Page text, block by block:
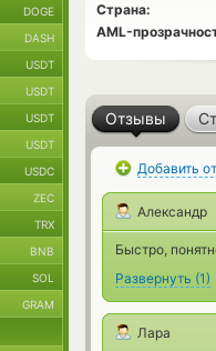
Страна:
AML-
Отзывы
Добавить
Александр
Быстро,
Развернуть (1)
Лара
DOGE
DASH
USDT
USDT
USDT
USDT
USDC
ZEC
TRX
BNB
SOL
GRAM